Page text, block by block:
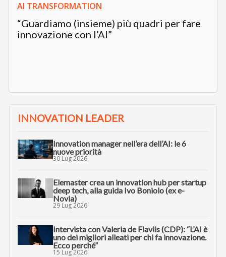
AI TRANSFORMATION
“Guardiamo (insieme) più quadri per fare
innovazione con l’AI”
INNOVATION LEADER
Innovation manager nell’era dell’AI: le 6
nuove priorità
30 Lug 2026
Elemaster crea un innovation hub per startup
deep tech, alla guida Ivo Boniolo (ex e-
Novia)
29 Lug 2026
Intervista con Valeria de Flaviis (CDP): “L’AI è
uno dei migliori alleati per chi fa innovazione.
Ecco perché”
15 Lug 2026